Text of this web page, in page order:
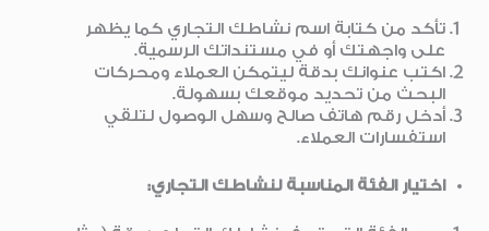
تأكد من كتابة اسم نشاطك التجاري كما يظهر
على واجهتك أو في مستنداتك الرسمية.
اكتب عنوانك بدقة ليتمكن العملاء ومحركات
البحث من تحديد موقعك بسهولة.
أدخل رقم هاتف صالح وسهل الوصول لتلقي
استفسارات العملاء.
اختيار الفئة المناسبة لنشاطك التجاري: